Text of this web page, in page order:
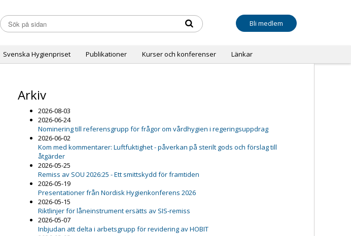
Bli medlem
Svenska Hygienpriset Publikationer Kurser och konferenser Länkar
Arkiv
2026-08-03
2026-06-24
Nominering till referensgrupp för frågor om vårdhygien i regeringsuppdrag
2026-06-02
Kom med kommentarer: Luftfuktighet - påverkan på sterilt gods och förslag till
åtgärder
2026-05-25
Remiss av SOU 2026:25 - Ett smittskydd för framtiden
2026-05-19
Presentationer från Nordisk Hygienkonferens 2026
2026-05-15
Riktlinjer för låneinstrument ersätts av SIS-remiss
2026-05-07
Inbjudan att delta i arbetsgrupp för revidering av HOBIT